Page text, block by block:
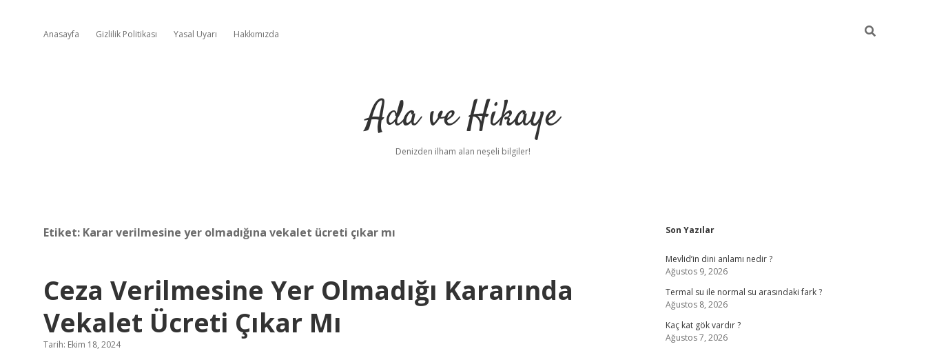
Anasayfa Gizlilik Politikası Yasal Uyarı Hakkımızda
Ada ve Hikaye
Denizden ilham alan neşeli bilgiler!
Etiket: Karar verilmesine yer olmadığına vekalet ücreti çıkar mı
Ceza Verilmesine Yer Olmadığı Kararında
Vekalet Ücreti Çıkar Mı
Tarih: Ekim 18, 2024
Sidebar
Son Yazılar
Mevlid’in dini anlamı nedir ?
Ağustos 9, 2026
Termal su ile normal su arasındaki fark ?
Ağustos 8, 2026
Kaç kat gök vardır ?
Ağustos 7, 2026